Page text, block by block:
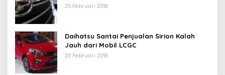
20 Februari 2018
Daihatsu Santai Penjualan Sirion Kalah
Jauh dari Mobil LCGC
20 Februari 2018